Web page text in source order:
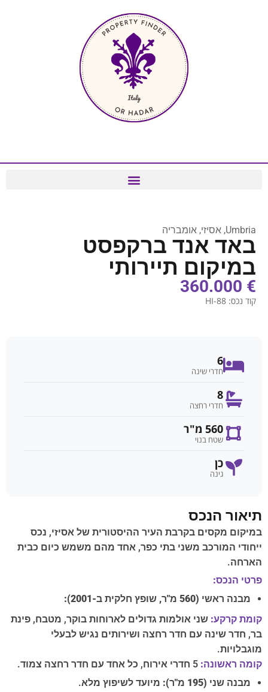
Umbria, אסיזי, אומבריה
באד אנד ברקפסט
במיקום תיירותי
€ 360.000
קוד נכס: HI-88
6
חדרי שינה
8
חדרי רחצה
560 מ"ר
שטח בנוי
כן
גינה
תיאור הנכס
במיקום מקסים בקרבת העיר ההיסטורית של אסיזי, נכס
ייחודי המורכב משני בתי כפר, אחד מהם משמש כיום כבית
הארחה.
פרטי הנכס:
מבנה ראשי (560 מ"ר, שופץ חלקית ב-2001):
קומת קרקע: שני אולמות גדולים לארוחות בוקר, מטבח, פינת
בר, חדר שינה עם חדר רחצה ושירותים נגיש לבעלי
מוגבלויות.
קומה ראשונה:
מבנה שני (195 מ"ר):
מיועד לשיפוץ מלא.